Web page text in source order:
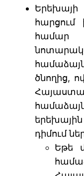
հարցում
համար
ծնողից,
դիմում
Եթե